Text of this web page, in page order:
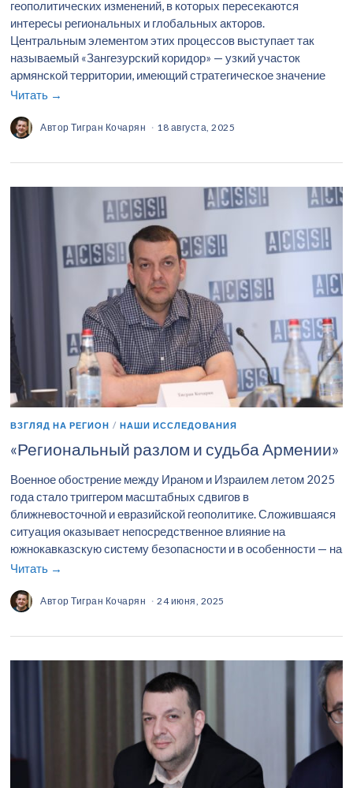
геополитических изменений, в которых пересекаются
интересы региональных и глобальных акторов.
Центральным элементом этих процессов выступает так
называемый «Зангезурский коридор» — узкий участок
армянской территории, имеющий стратегическое значение
Читать →
АвторТигран Кочарян 18 августа, 2025
ВЗГЛЯД НА РЕГИОН / НАШИ ИССЛЕДОВАНИЯ
«Региональный разлом и судьба Армении»
Военное обострение между Ираном и Израилем летом 2025
года стало триггером масштабных сдвигов в
ближневосточной и евразийской геополитике. Сложившаяся
ситуация оказывает непосредственное влияние на
южнокавказскую систему безопасности и в особенности — на
Читать →
АвторТигран Кочарян 24 июня, 2025